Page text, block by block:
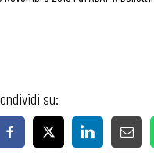
su: